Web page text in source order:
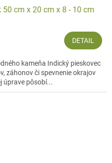
cm x 20 cm x 8 - 10 cm
DETAIL
kameňa Indický pieskovec
záhonov či spevnenie okrajov
úprave pôsobí...